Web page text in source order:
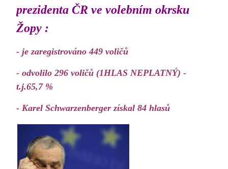
prezidenta ČR ve volebním okrsku
Žopy :
- je zaregistrováno 449 voličů
- odvolilo 296 voličů (1HLAS NEPLATNÝ) -
t.j.65,7 %
- Karel Schwarzenberger získal 84 hlasů